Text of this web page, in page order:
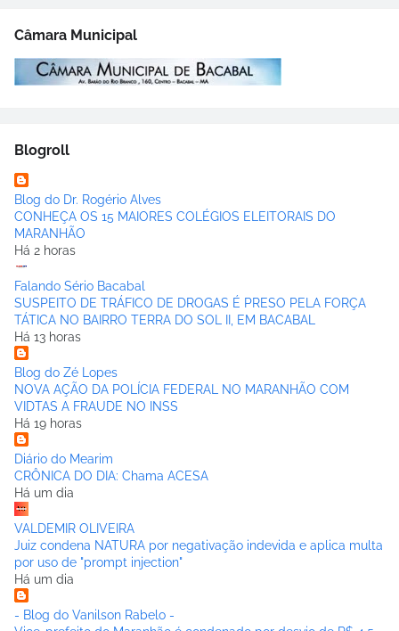
Câmara Municipal
Blogroll
Blog do Dr. Rogério Alves
CONHEÇA OS 15 MAIORES COLÉGIOS ELEITORAIS DO
MARANHÃO
Há 2 horas
Falando Sério Bacabal
SUSPEITO DE TRÁFICO DE DROGAS É PRESO PELA FORÇA
TÁTICA NO BAIRRO TERRA DO SOL II, EM BACABAL
Há 13 horas
Blog do Zé Lopes
NOVA AÇÃO DA POLÍCIA FEDERAL NO MARANHÃO COM
VIDTAS A FRAUDE NO INSS
Há 19 horas
Diário do Mearim
CRÔNICA DO DIA: Chama ACESA
Há um dia
VALDEMIR OLIVEIRA
Juiz condena NATURA por negativação indevida e aplica multa
por uso de "prompt injection"
Há um dia
- Blog do Vanilson Rabelo -